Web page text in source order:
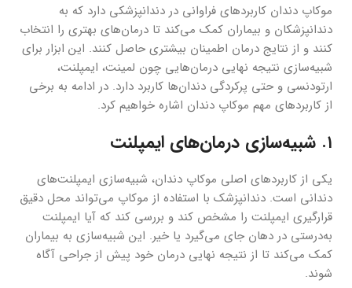
موکاپ دندان کاربردهای فراوانی در دندانپزشکی دارد که به
دندانپزشکان و بیماران کمک می‌کند تا درمان‌های بهتری را انتخاب
کنند و از نتایج درمان اطمینان بیشتری حاصل کنند. این ابزار برای
شبیه‌سازی نتیجه نهایی درمان‌هایی چون لمینت، ایمپلنت،
ارتودنسی و حتی پرکردگی دندان‌ها کاربرد دارد. در ادامه به برخی
از کاربردهای مهم موکاپ دندان اشاره خواهیم کرد.
1. شبیه‌سازی درمان‌های ایمپلنت
یکی از کاربردهای اصلی موکاپ دندان، شبیه‌سازی ایمپلنت‌های
دندانی است. دندانپزشک با استفاده از موکاپ می‌تواند محل دقیق
قرارگیری ایمپلنت را مشخص کند و بررسی کند که آیا ایمپلنت
به‌درستی در دهان جای می‌گیرد یا خیر. این شبیه‌سازی به بیماران
کمک می‌کند تا از نتیجه نهایی درمان خود پیش از جراحی آگاه
شوند.